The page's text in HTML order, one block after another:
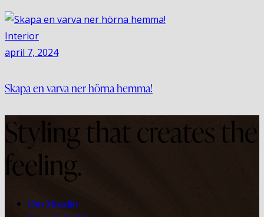
Interior
april 7, 2024
Skapa en varva ner hörna hemma!
Styling that creates the
feeling.
Om Moodin